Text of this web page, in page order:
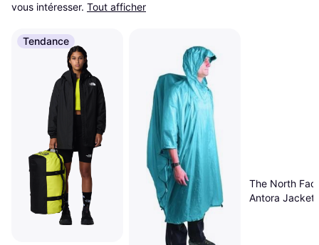
vous intéresser. Tout afficher
Tendance
The North
Antora Jacket